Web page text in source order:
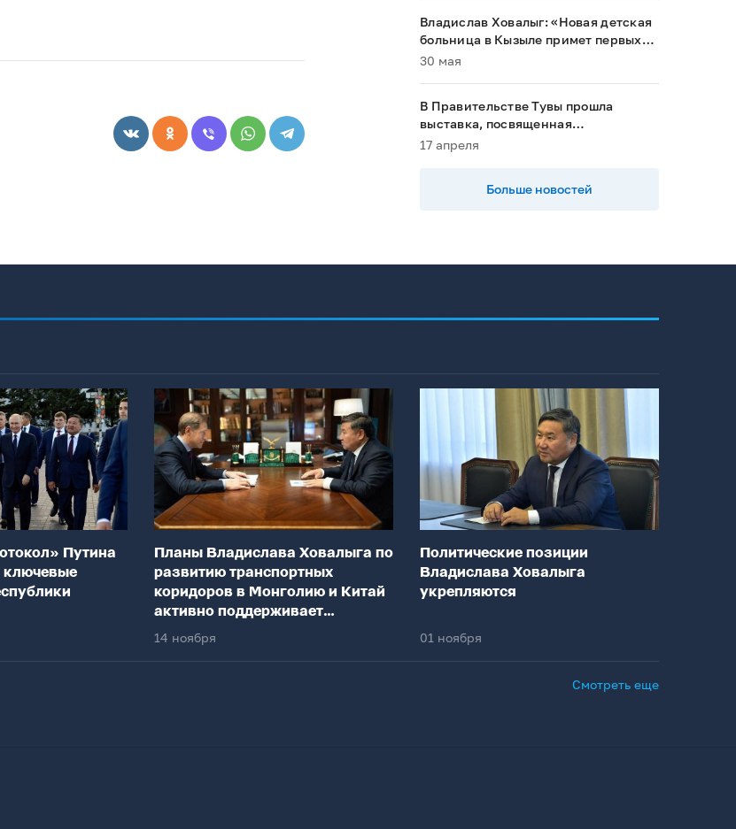
Владислав Ховалыг: «Новая детская
больница в Кызыле примет первых
пациентов в 2028 году»
30 мая
В Правительстве Тувы прошла
выставка, посвященная
национальным проектам
17 апреля
Больше новостей
Путина
ключевые
Планы Владислава Ховалыга по
развитию транспортных
коридоров в Монголию и Китай
активно поддерживает
федеральный центр
14 ноября
Политические позиции
Владислава Ховалыга
укрепляются
01 ноября
Смотреть еще